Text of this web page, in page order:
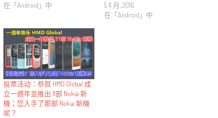
在「Android」中
5 11 月, 2016
在「Android」中
投票活动：恭賀 HMD Global 成
立一週年並推出 11部 Nokia 新
機；您入手了那部 Nokia 新機
呢？